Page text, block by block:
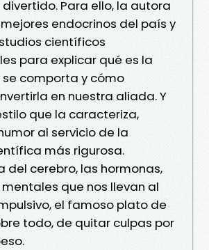
Para ello, la autora
endocrinos del país y
científicos
para explicar qué es la
comporta y cómo
en nuestra aliada. Y
que la caracteriza,
al servicio de la
más rigurosa.
del cerebro, las hormonas,
que nos llevan al
el famoso plato de
todo, de quitar culpas por